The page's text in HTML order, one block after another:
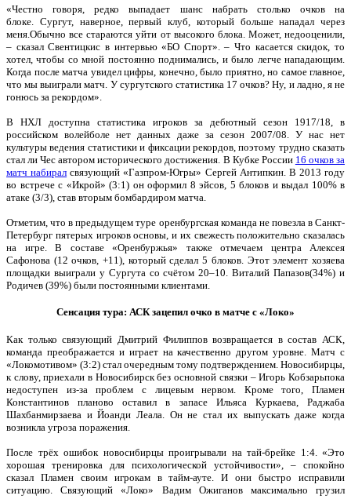
«Честно говоря, редко выпадает шанс набрать столько очков на
блоке. Сургут, наверное, первый клуб, который больше нападал через
меня.Обычно все стараются уйти от высокого блока. Может, недооценили,
– сказал Свентицкис в интервью «БО Спорт». – Что касается скидок, то
хотел, чтобы со мной постоянно поднимались, и было легче нападающим.
Когда после матча увидел цифры, конечно, было приятно, но самое главное,
что мы выиграли матч. У сургутского статистика 17 очков? Ну, и ладно, я не
гонюсь за рекордом».
В НХЛ доступна статистика игроков за дебютный сезон 1917/18, в
российском волейболе нет данных даже за сезон 2007/08. У нас нет
культуры ведения статистики и фиксации рекордов, поэтому трудно сказать
стал ли Чес автором исторического достижения. В Кубке России 16 очков за
матч набирал связующий «Газпром-Югры» Сергей Антипкин. В 2013 году
во встрече с «Икрой» (3:1) он оформил 8 эйсов, 5 блоков и выдал 100% в
атаке (3/3), став вторым бомбардиром матча.
Отметим, что в предыдущем туре оренбургская команда не повезла в Санкт-
Петербург пятерых игроков основы, и их свежесть положительно сказалась
на игре. В составе «Оренбуржья» также отмечаем центра Алексея
Сафонова (12 очков, +11), который сделал 5 блоков. Этот элемент хозяева
площадки выиграли у Сургута со счётом 20–10. Виталий Папазов(34%) и
Родичев (39%) были постоянными клиентами.
Сенсация тура: АСК зацепил очко в матче с «Локо»
Как только связующий Дмитрий Филиппов возвращается в состав АСК,
команда преображается и играет на качественно другом уровне. Матч с
«Локомотивом» (3:2) стал очередным тому подтверждением. Новосибирцы,
к слову, приехали в Новосибирск без основной связки – Игорь Кобзарьпока
недоступен из-за проблем с лицевым нервом. Кроме того, Пламен
Константинов планово оставил в запасе Ильяса Куркаева, Раджаба
Шахбанмирзаева и Йоанди Леала. Он не стал их выпускать даже когда
возникла угроза поражения.
После трёх ошибок новосибирцы проигрывали на тай-брейке 1:4. «Это
хорошая тренировка для психологической устойчивости», – спокойно
сказал Пламен своим игрокам в тайм-ауте. И они быстро исправили
ситуацию. Связующий «Локо» Вадим Ожиганов максимально грузил